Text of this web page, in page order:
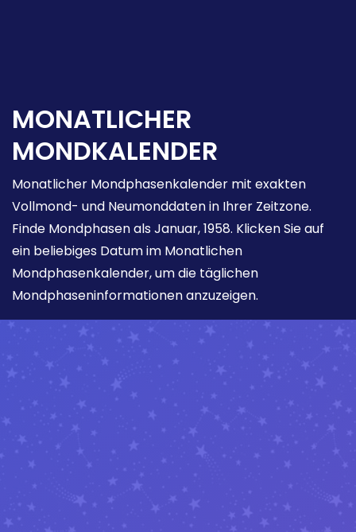
MONATLICHER
MONDKALENDER
Monatlicher Mondphasenkalender mit exakten
Vollmond- und Neumonddaten in Ihrer Zeitzone.
Finde Mondphasen als Januar, 1958. Klicken Sie auf
ein beliebiges Datum im Monatlichen
Mondphasenkalender, um die täglichen
Mondphaseninformationen anzuzeigen.